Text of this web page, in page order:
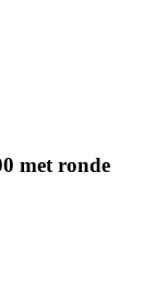
met ronde